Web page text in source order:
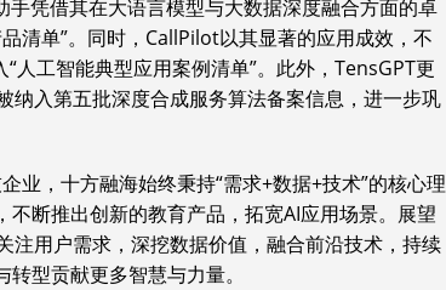
手凭借其在大语言模型与大数据深度融合方面的卓
清单”。同时，CallPilot以其显著的应用成效，不
人工智能典型应用案例清单”。此外，TensGPT更
纳入第五批深度合成服务算法备案信息，进一步巩
业，十方融海始终秉持“需求+数据+技术”的核心理
断推出创新的教育产品，拓宽AI应用场景。展望
注用户需求，深挖数据价值，融合前沿技术，持续
型贡献更多智慧与力量。